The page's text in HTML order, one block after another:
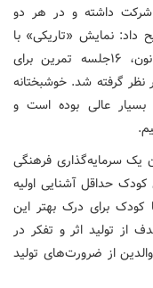
شرکت داشته و در هر دو
داد: نمایش «تاریکی» با
هدف اجرا در سالن گلستان مرکز تئاتر کانون، ۱۶جلسه تمرین برای
گرفته شد. خوشبختانه
بسیار عالی بوده است و
یک سرمایه‌گذاری فرهنگی
حداقل آشنایی اولیه
کودک برای درک بهتر این
تولید اثر و تفکر در
از ضرورت‌های تولید